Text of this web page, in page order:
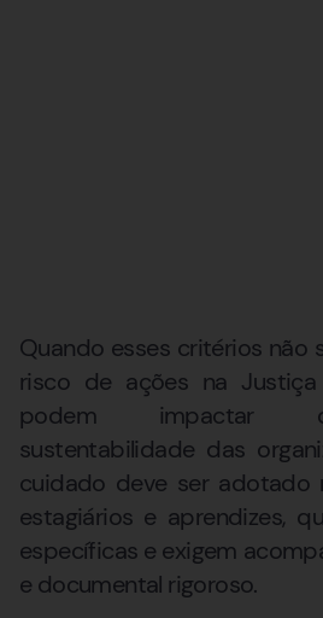
Quando esses critérios não
risco de ações na
podem impactar
sustentabilidade das
cuidado deve ser adotado
estagiários e aprendizes,
específicas e exigem
e documental rigoroso.